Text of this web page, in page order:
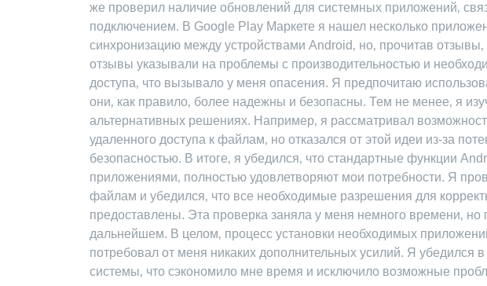
же проверил наличие обновлений для системных приложений‚
подключением. В Google Play Маркете я нашел несколько
синхронизацию между устройствами Android‚ но‚ прочитав
отзывы указывали на проблемы с производительностью и
доступа‚ что вызывало у меня опасения. Я предпочитаю
они‚ как правило‚ более надежны и безопасны. Тем не менее‚ я
альтернативных решениях. Например‚ я рассматривал
удаленного доступа к файлам‚ но отказался от этой идеи из-за
безопасностью. В итоге‚ я убедился‚ что стандартные функции
приложениями‚ полностью удовлетворяют мои потребности. Я
файлам и убедился‚ что все необходимые разрешения для
предоставлены. Эта проверка заняла у меня немного времени‚
дальнейшем. В целом‚ процесс установки необходимых
потребовал от меня никаких дополнительных усилий. Я убедился
системы‚ что сэкономило мне время и исключило возможные